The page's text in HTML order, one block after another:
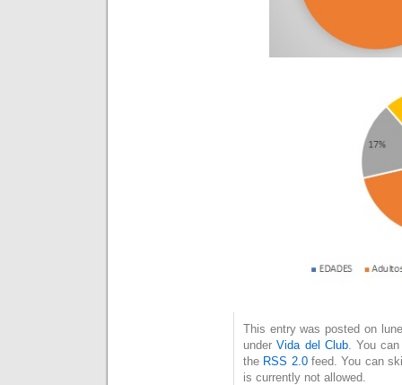
This entry was posted on
underVida del Club. You
the RSS 2.0feed. You can
is currently not allowed.